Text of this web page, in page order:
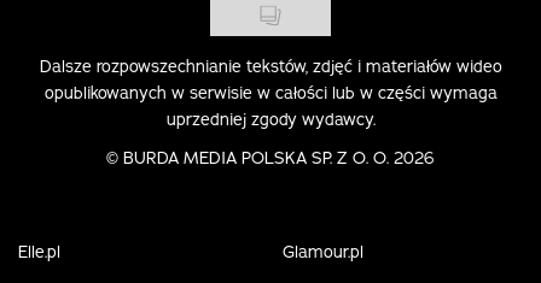
Dalsze rozpowszechnianie tekstów, zdjęć i materiałów wideo
opublikowanych w serwisie w całości lub w części wymaga
uprzedniej zgody wydawcy.
© BURDA MEDIA POLSKA SP. Z O. O. 2026
Elle.pl
Glamour.pl